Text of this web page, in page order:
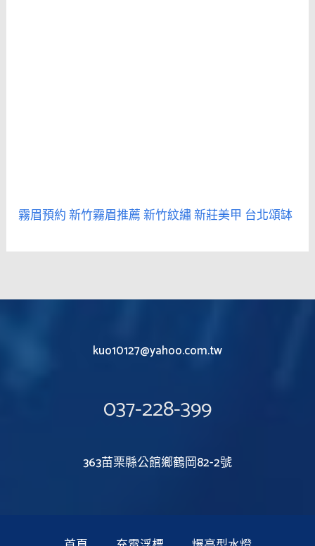
霧眉預約新竹霧眉推薦新竹紋繡新莊美甲 台北頌缽
kuo10127@yahoo.com.tw
037-228-399
363苗栗縣公館鄉鶴岡82-2號